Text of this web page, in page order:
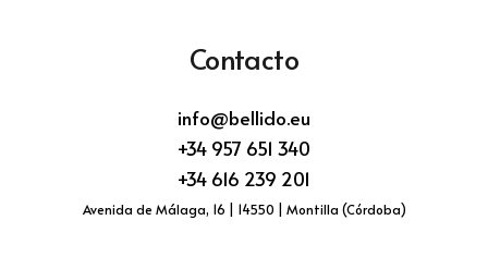
Contacto
info@bellido.eu
+34 957 651 340
+34 616 239 201
Avenida de Málaga, 16 | 14550 | Montilla (Córdoba)